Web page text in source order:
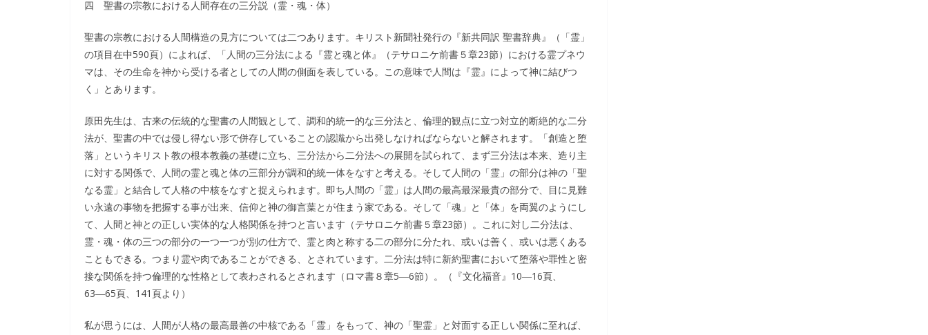
四 聖書の宗教における人間存在の三分説（霊・魂・体）
聖書の宗教における人間構造の見方については二つあります。キリスト新聞社発行の『新共同訳 聖書辞典』（「霊」
の項目在中590頁）によれば、「人間の三分法による『霊と魂と体』（テサロニケ前書５章23節）における霊プネウ
マは、その生命を神から受ける者としての人間の側面を表している。この意味で人間は『霊』によって神に結びつ
く」とあります。
原田先生は、古来の伝統的な聖書の人間観として、調和的統一的な三分法と、倫理的観点に立つ対立的断絶的な二分
法が、聖書の中では侵し得ない形で併存していることの認識から出発しなければならないと解されます。「創造と堕
落」というキリスト教の根本教義の基礎に立ち、三分法から二分法への展開を試られて、まず三分法は本来、造り主
に対する関係で、人間の霊と魂と体の三部分が調和的統一体をなすと考える。そして人間の「霊」の部分は神の「聖
なる霊」と結合して人格の中核をなすと捉えられます。即ち人間の「霊」は人間の最高最深最貴の部分で、目に見難
い永遠の事物を把握する事が出来、信仰と神の御言葉とが住まう家である。そして「魂」と「体」を両翼のようにし
て、人間と神との正しい実体的な人格関係を持つと言います（テサロニケ前書５章23節）。これに対し二分法は、
霊・魂・体の三つの部分の一つ一つが別の仕方で、霊と肉と称する二の部分に分たれ、或いは善く、或いは悪くある
こともできる。つまり霊や肉であることができる、とされています。二分法は特に新約聖書において堕落や罪性と密
接な関係を持つ倫理的な性格として表わされるとされます（ロマ書８章5―6節）。（『文化福音』10―16頁、
63―65頁、141頁より）
私が思うには、人間が人格の最高最善の中核である「霊」をもって、神の「聖霊」と対面する正しい関係に至れば、